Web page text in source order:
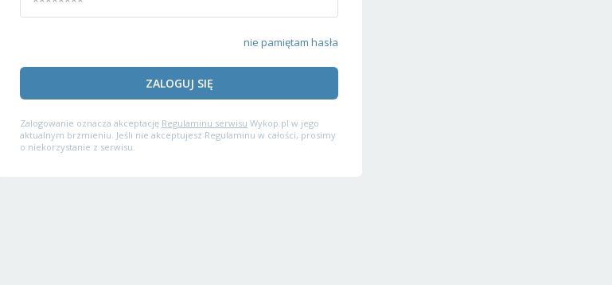
nie pamiętam hasła
ZALOGUJ SIĘ
Zalogowanie oznacza akceptację Regulaminu serwisu Wykop.pl w jego
aktualnym brzmieniu. Jeśli nie akceptujesz Regulaminu w całości, prosimy
o niekorzystanie z serwisu.